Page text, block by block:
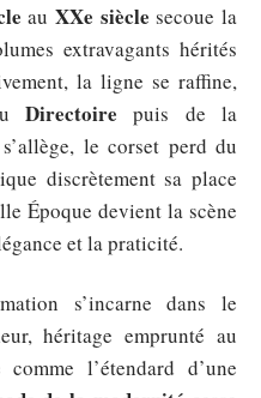
auXXe siècle secoue la
extravagants hérités
la ligne se raffine,
Directoire puis de la
s’allège, le corset perd du
discrètement sa place
Époque devient la scène
et la praticité.
s’incarne dans le
héritage emprunté au
l’étendard d’une